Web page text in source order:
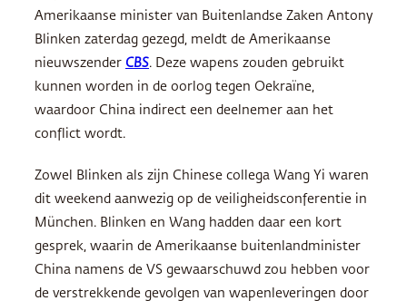
Amerikaanse minister van Buitenlandse Zaken Antony
Blinken zaterdag gezegd, meldt de Amerikaanse
nieuwszender CBS. Deze wapens zouden gebruikt
kunnen worden in de oorlog tegen Oekraïne,
waardoor China indirect een deelnemer aan het
conflict wordt.
Zowel Blinken als zijn Chinese collega Wang Yi waren
dit weekend aanwezig op de veiligheidsconferentie in
München. Blinken en Wang hadden daar een kort
gesprek, waarin de Amerikaanse buitenlandminister
China namens de VS gewaarschuwd zou hebben voor
de verstrekkende gevolgen van wapenleveringen door